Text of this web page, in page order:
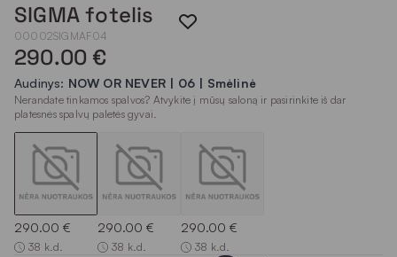
SIGMA fotelis
00002SIGMAF04
290.00 €
Audinys: NOW OR NEVER | 06 | Smėlinė
Nerandate tinkamos spalvos? Atvykite į mūsų saloną ir pasirinkite iš dar
platesnės spalvų paletės gyvai.
290.00 €
38 k.d.
290.00 €
38 k.d.
290.00 €
38 k.d.